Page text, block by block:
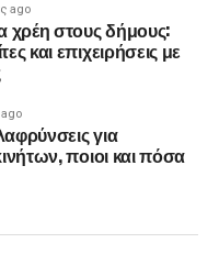
ago
χρέη στους δήμους:
και επιχειρήσεις με
ago
για
ποιοι και πόσα